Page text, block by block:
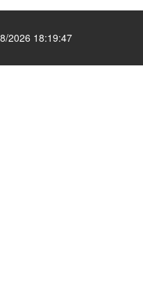
2026 18:19:47